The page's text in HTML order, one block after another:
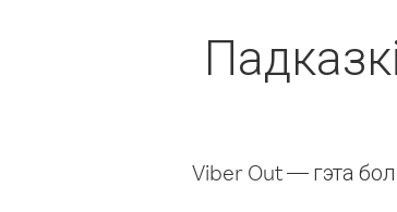
Viber Out — гэта